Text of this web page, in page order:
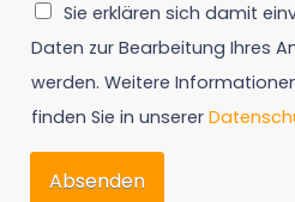
Sie erklären sich damit
Daten zur Bearbeitung Ihres
werden. Weitere
finden Sie in unserer
Absenden